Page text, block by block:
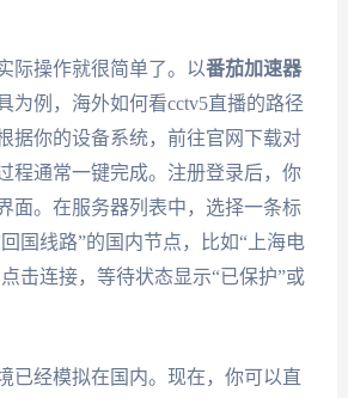
际操作就很简单了。以番茄加速器
为例，海外如何看cctv5直播的路径
据你的设备系统，前往官网下载对
程通常一键完成。注册登录后，你
面。在服务器列表中，选择一条标
国线路”的国内节点，比如“上海电
击连接，等待状态显示“已保护”或
已经模拟在国内。现在，你可以直